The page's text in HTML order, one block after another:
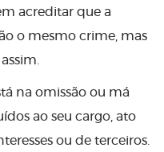
acreditar que a
o mesmo crime, mas
na omissão ou má
ao seu cargo, ato
ou de terceiros.